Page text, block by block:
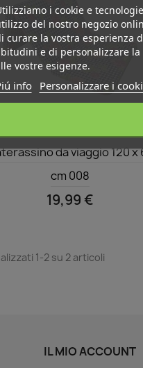
 da viaggio 120 x
cm 008
19,99 €
1-2 su 2 articoli
IL MIO ACCOUNT
i cookie e
del nostro negozio
curare la vostra esperienza
e di personalizzare
vostre esigenze.
info Personalizzare i